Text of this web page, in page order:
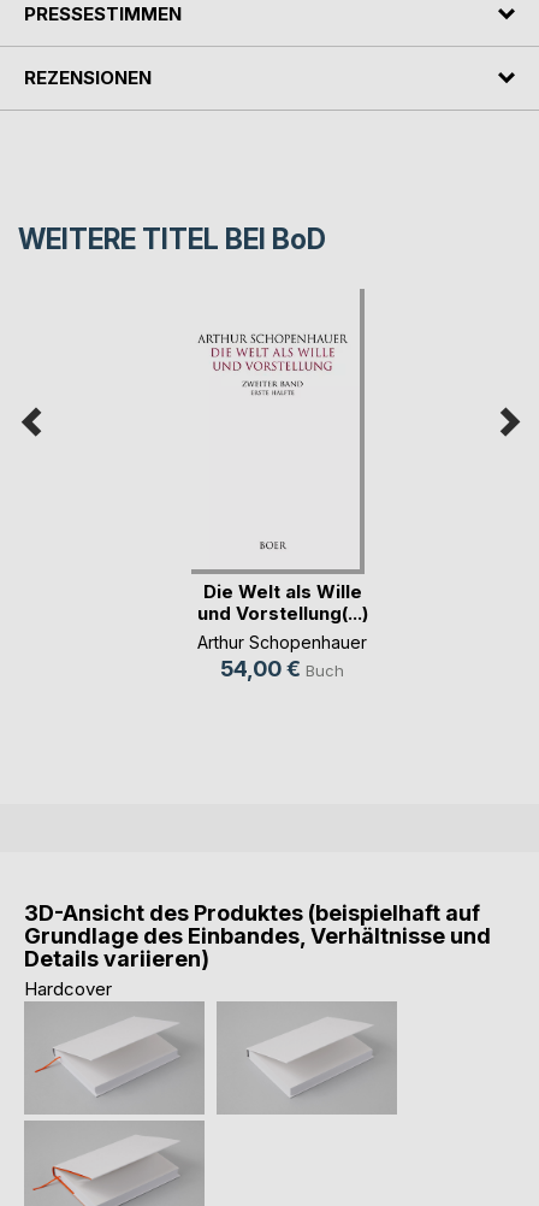
PRESSESTIMMEN
REZENSIONEN
WEITERE TITEL BEI BoD
Die Welt als Wille
und Vorstellung(...)
Arthur Schopenhauer
54,00 € Buch
3D-Ansicht des Produktes (beispielhaft auf
Grundlage des Einbandes, Verhältnisse und
Details variieren)
Hardcover